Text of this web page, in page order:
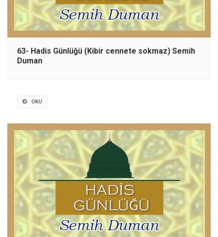
63- Hadis Günlüğü (Kibir cennete sokmaz) Semih
Duman
OKU